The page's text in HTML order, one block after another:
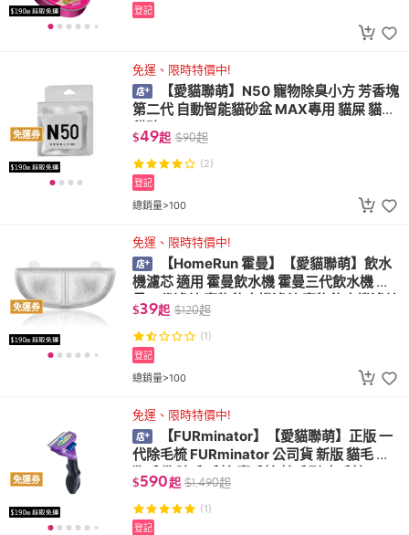
登記
免運券
免運、限時特價中!
【愛貓聯萌】N50 寵物除臭小方 芳香塊
第二代 自動智能貓砂盆 MAX專用 貓屎 貓尿
貓砂 PURA MAX
$49起 $90起
(2)
總銷量>100
登記
免運券
免運、限時特價中!
【HomeRun 霍曼】【愛貓聯萌】飲水
機濾芯 適用 霍曼飲水機 霍曼三代飲水機 霍
曼三代濾芯 寵物飲水機濾芯 寵物飲水機濾芯
濾棉 濾心
$39起 $120起
(1)
總銷量>100
登記
免運券
免運、限時特價中!
【FURminator】【愛貓聯萌】正版 一
代除毛梳 FURminator 公司貨 新版 貓毛 貓
狗毛 狗除毛 毛梳 廢毛梳 梳毛刷 去毛梳
$590起 $1,490起
(1)
登記